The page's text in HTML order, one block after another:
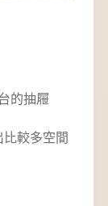
的抽屜
較多空間